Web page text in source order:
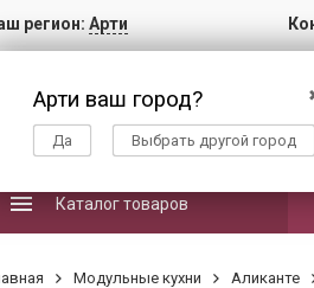
регион: Арти
Арти ваш город?
Да Выбрать другой город
Каталог товаров
Модульные кухни Аликанте